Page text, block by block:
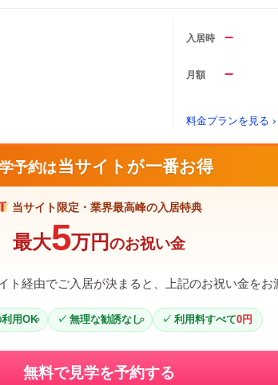
入居時 –
月額 –
料金プランを見る ›
予約は 当サイトが一番お得
当サイト限定・業界最高峰の入居特典
最大5万円のお祝い金
ト経由でご入居が決まると、上記のお祝い金をお
用OK 無理な勧誘なし 利用料すべて0円
無料で見学を予約する